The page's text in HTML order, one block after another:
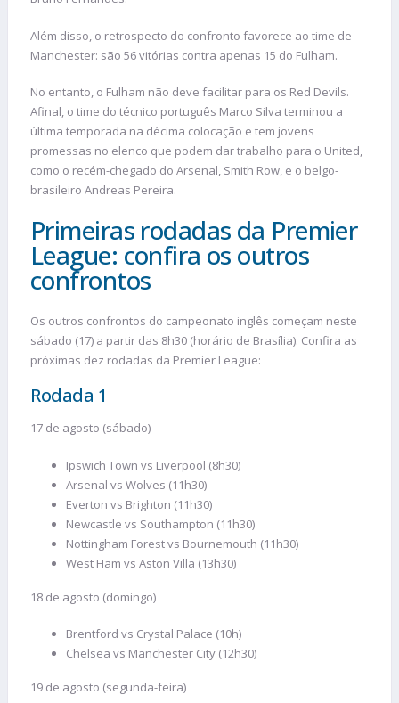
Além disso, o retrospecto do confronto favorece ao time de
Manchester: são 56 vitórias contra apenas 15 do Fulham.
No entanto, o Fulham não deve facilitar para os Red Devils.
Afinal, o time do técnico português Marco Silva terminou a
última temporada na décima colocação e tem jovens
promessas no elenco que podem dar trabalho para o United,
como o recém-chegado do Arsenal, Smith Row, e o belgo-
brasileiro Andreas Pereira.
Primeiras rodadas da Premier
League: confira os outros
confrontos
Os outros confrontos do campeonato inglês começam neste
sábado (17) a partir das 8h30 (horário de Brasília). Confira as
próximas dez rodadas da Premier League:
Rodada 1
17 de agosto (sábado)
Ipswich Town vs Liverpool (8h30)
Arsenal vs Wolves (11h30)
Everton vs Brighton (11h30)
Newcastle vs Southampton (11h30)
Nottingham Forest vs Bournemouth (11h30)
West Ham vs Aston Villa (13h30)
18 de agosto (domingo)
Brentford vs Crystal Palace (10h)
Chelsea vs Manchester City (12h30)
19 de agosto (segunda-feira)